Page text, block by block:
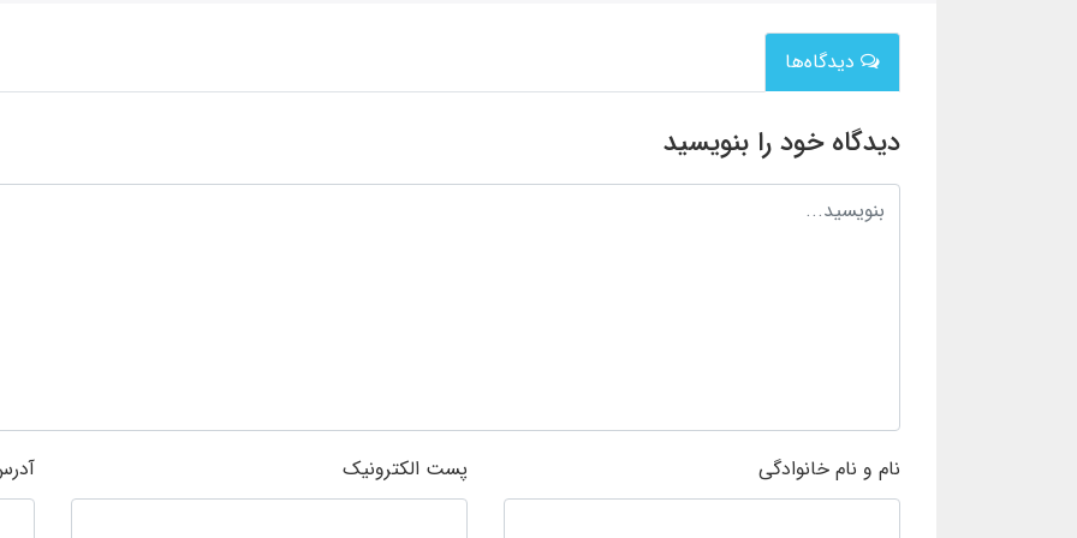
دیدگاه‌ها
دیدگاه خود را بنویسید
نام و نام خانوادگی پست الکترونیک